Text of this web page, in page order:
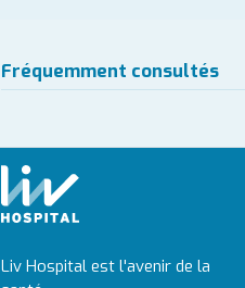
Fréquemment consultés
Liv Hospital est l'avenir de la